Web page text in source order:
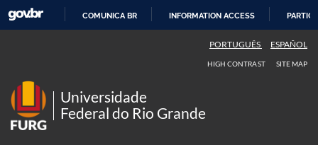
COMUNICA BR INFORMATION ACCESS
PORTUGUÊS ESPAÑOL
HIGH CONTRAST SITE MAP
Universidade
Federal do Rio Grande